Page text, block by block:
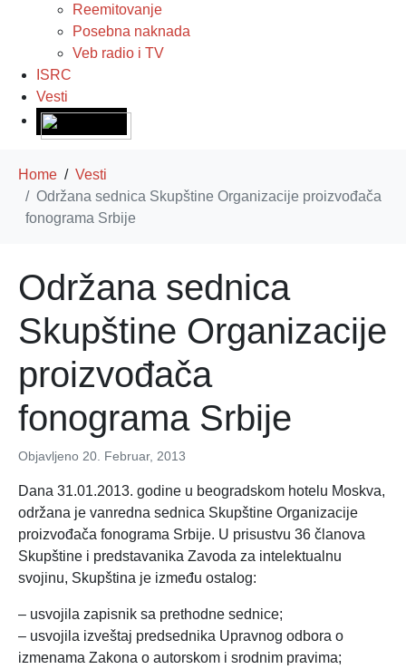
Reemitovanje
Posebna naknada
Veb radio i TV
ISRC
Vesti
Home
Vesti
Održana sednica Skupštine Organizacije proizvođača
fonograma Srbije
Održana sednica
Skupštine Organizacije
proizvođača
fonograma Srbije
Objavljeno 20. Februar, 2013
Dana 31.01.2013. godine u beogradskom hotelu Moskva,
održana je vanredna sednica Skupštine Organizacije
proizvođača fonograma Srbije. U prisustvu 36 članova
Skupštine i predstavanika Zavoda za intelektualnu
svojinu, Skupština je između ostalog:
– usvojila zapisnik sa prethodne sednice;
– usvojila izveštaj predsednika Upravnog odbora o
izmenama Zakona o autorskom i srodnim pravima;